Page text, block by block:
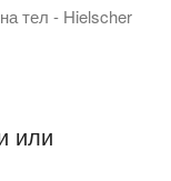
тел - Hielscher
или